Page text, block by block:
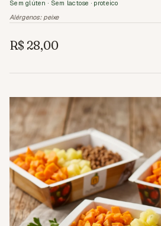
Sem glúten · Sem lactose · proteico
Alérgenos: peixe
R$ 28,00